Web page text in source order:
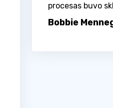
procesas buvo
Bobbie